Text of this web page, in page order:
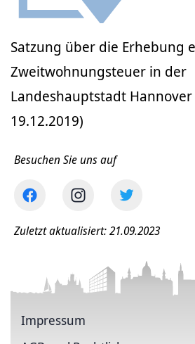
Satzung über die Erhebung
Zweitwohnungsteuer in der
Landeshauptstadt Hannover
19.12.2019)
Besuchen Sie uns auf
Zuletzt aktualisiert: 21.09.2023
Impressum